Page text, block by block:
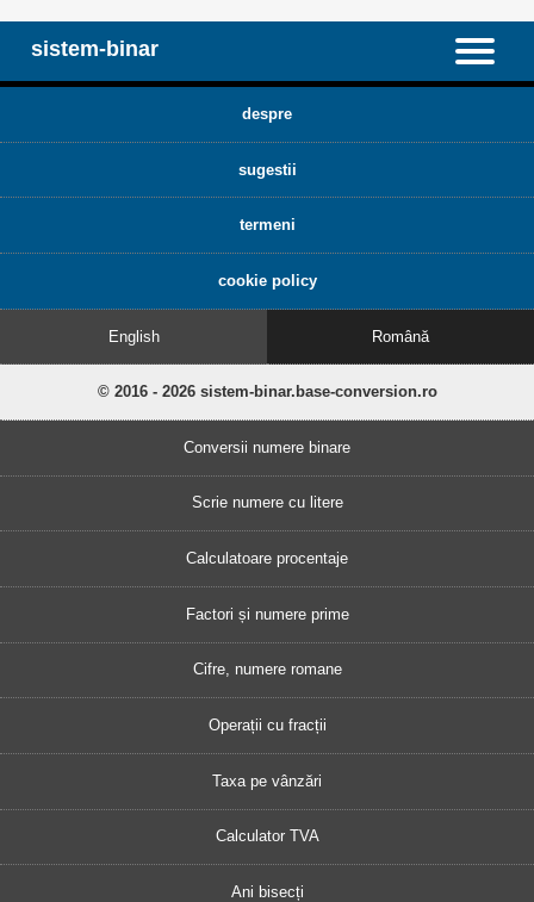
sistem-binar
despre
sugestii
termeni
cookie policy
English Română
© 2016 - 2026 sistem-binar.base-conversion.ro
Conversii numere binare
Scrie numere cu litere
Calculatoare procentaje
Factori și numere prime
Cifre, numere romane
Operații cu fracții
Taxa pe vânzări
Calculator TVA
Ani bisecți